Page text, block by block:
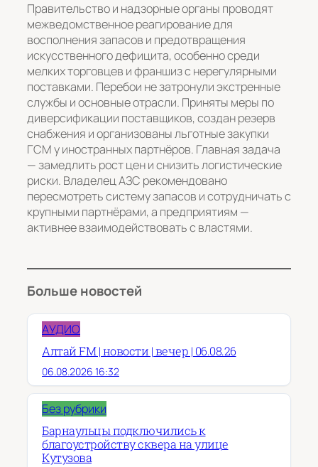
Правительство и надзорные органы проводят
межведомственное реагирование для
восполнения запасов и предотвращения
искусственного дефицита, особенно среди
мелких торговцев и франшиз с нерегулярными
поставками. Перебои не затронули экстренные
службы и основные отрасли. Приняты меры по
диверсификации поставщиков, создан резерв
снабжения и организованы льготные закупки
ГСМ у иностранных партнёров. Главная задача
— замедлить рост цен и снизить логистические
риски. Владелец АЗС рекомендовано
пересмотреть систему запасов и сотрудничать с
крупными партнёрами, а предприятиям —
активнее взаимодействовать с властями.
Больше новостей
АУДИО
Алтай FM | новости | вечер | 06.08.26
06.08.2026 16:32
Без рубрики
Барнаульцы подключились к
благоустройству сквера на улице
Кутузова